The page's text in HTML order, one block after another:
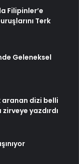
Filipinler’e
Terk
Geleneksel
aranan dizi belli
zirveye yazdırdı